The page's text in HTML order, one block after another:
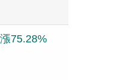
75.28%